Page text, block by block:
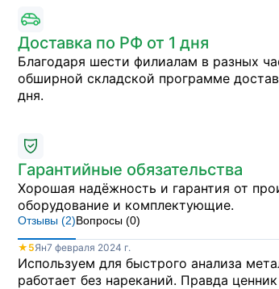
Доставка по РФ от 1 дня
Благодаря шести филиалам в разных
обширной складской программе
дня.
Гарантийные обязательства
Хорошая надёжность и гарантия от
оборудование и комплектующие.
Отзывы (2)Вопросы (0)
★ 5Ян7 февраля 2024 г.
Используем для быстрого анализа
работает без нареканий. Правда